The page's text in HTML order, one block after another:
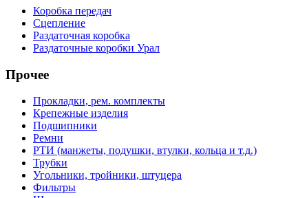
Коробка передач
Сцепление
Раздаточная коробка
Раздаточные коробки Урал
Прочее
Прокладки, рем. комплекты
Крепежные изделия
Подшипники
Ремни
РТИ (манжеты, подушки, втулки, кольца и т.д.)
Трубки
Угольники, тройники, штуцера
Фильтры